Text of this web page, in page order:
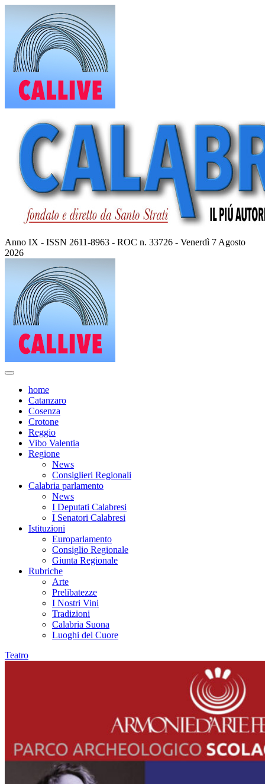
contenuto
Anno IX - ISSN 2611-8963 - ROC n. 33726 - Venerdì 7 Agosto
2026
home
Catanzaro
Cosenza
Crotone
Reggio
Vibo Valentia
Regione
News
Consiglieri Regionali
Calabria parlamento
News
I Deputati Calabresi
I Senatori Calabresi
Istituzioni
Europarlamento
Consiglio Regionale
Giunta Regionale
Rubriche
Arte
Prelibatezze
I Nostri Vini
Tradizioni
Calabria Suona
Luoghi del Cuore
Teatro